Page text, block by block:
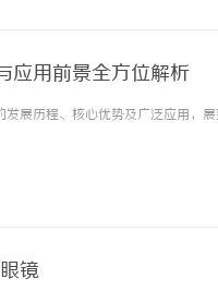
应用前景全方位解析
发展历程、核心优势及广泛应用，
镜